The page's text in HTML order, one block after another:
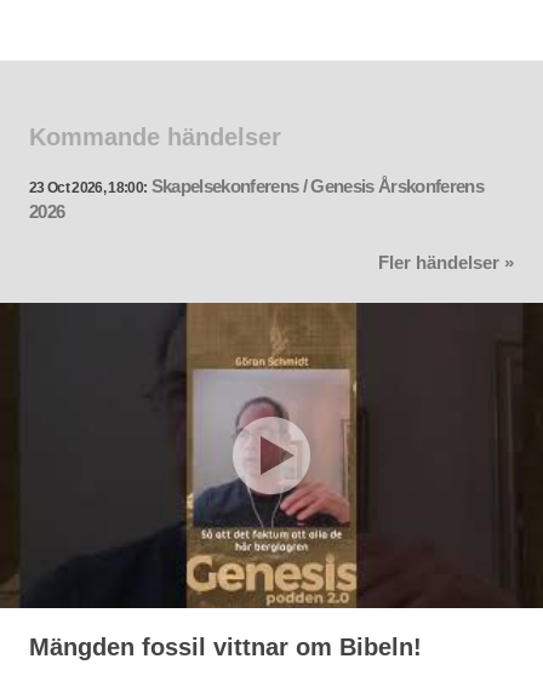
Kommande händelser
23 Oct 2026, 18:00: Skapelsekonferens / Genesis Årskonferens
2026
Fler händelser »
Mängden fossil vittnar om Bibeln!